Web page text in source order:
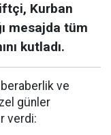
Kurban
mesajda tüm
kutladı.
ve
günler
verdi: